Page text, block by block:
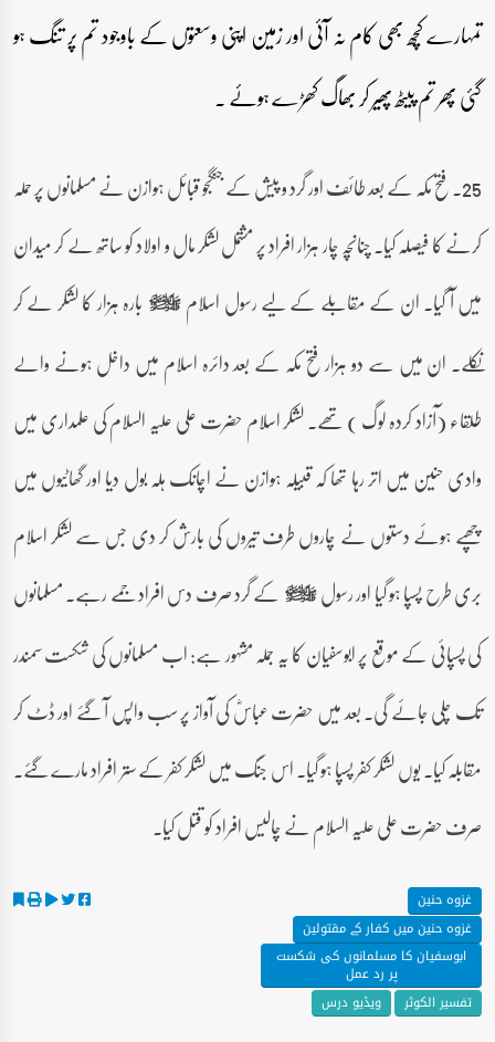
تمہارے کچھ بھی کام نہ آئی اور زمین اپنی وسعتوں کے باوجود تم پر تنگ ہو
گئی پھر تم پیٹھ پھیر کر بھاگ کھڑے ہوئے ۔
25۔ فتح مکہ کے بعد طائف اور گرد و پیش کے جنگجو قبائل ہوازن نے مسلمانوں پر حملہ
کرنے کا فیصلہ کیا۔ چنانچہ چار ہزار افراد پر مشتمل لشکر مال و اولاد کو ساتھ لے کر میدان
میں آ گیا۔ ان کے مقابلے کے لیے رسول اسلام صلى‌الله‌عليه‌وآله‌وسلم بارہ ہزار کا لشکر لے کر
نکلے۔ ان میں سے دو ہزار فتح مکہ کے بعد دائرہ اسلام میں داخل ہونے والے
طلقاء (آزاد کردہ لوگ ) تھے۔ لشکر اسلام حضرت علی علیہ السلام کی علمداری میں
وادی حنین میں اتر رہا تھا کہ قبیلہ ہوازن نے اچانک ہلہ بول دیا اور گھاٹیوں میں
چھپے ہوئے دستوں نے چاروں طرف تیروں کی بارش کر دی جس سے لشکر اسلام
بری طرح پسپا ہو گیا اور رسولصلى‌الله‌عليه‌وآله‌وسلم کے گرد صرف دس افراد جمے رہے۔ مسلمانوں
کی پسپائی کے موقع پر ابوسفیان کا یہ جملہ مشہور ہے: اب مسلمانوں کی شکست سمندر
تک چلی جائے گی۔ بعد میں حضرت عباسؓ کی آواز پر سب واپس آ گئے اور ڈٹ کر
مقابلہ کیا۔ یوں لشکر کفر پسپا ہو گیا۔ اس جنگ میں لشکر کفر کے ستر افراد مارے گئے۔
صرف حضرت علی علیہ السلام نے چالیس افراد کو قتل کیا۔
غزوہ حنین
غزوہ حنین میں کفار کے مقتولین
ابوسفیان کا مسلمانوں کی شکست
پر رد عمل
تفسیر الکوثر
ویڈیو درس